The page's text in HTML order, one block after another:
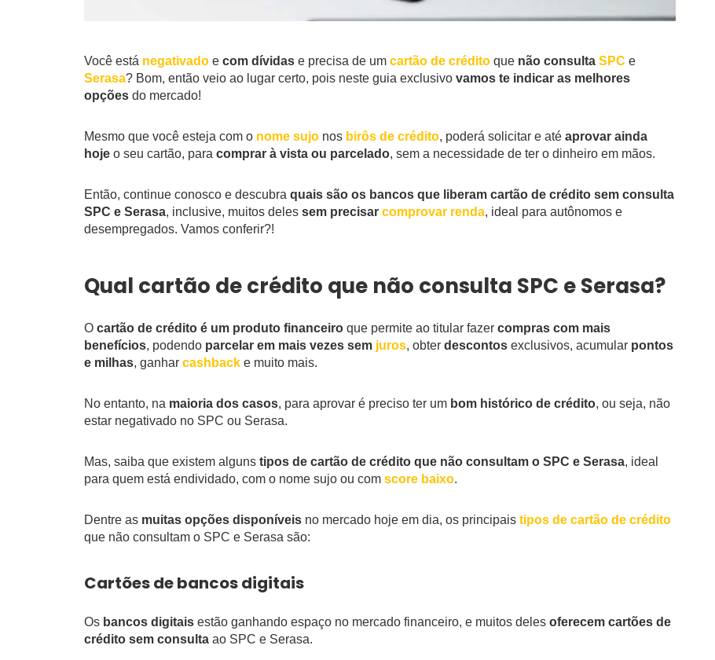
Você está negativado e com dívidas e precisa de um cartão de crédito que não consulta SPC e
Serasa? Bom, então veio ao lugar certo, pois neste guia exclusivo vamos te indicar as melhores
opções do mercado!
Mesmo que você esteja com o nome sujo nos birôs de crédito, poderá solicitar e até aprovar ainda
hoje o seu cartão, para comprar à vista ou parcelado, sem a necessidade de ter o dinheiro em mãos.
Então, continue conosco e descubra quais são os bancos que liberam cartão de crédito sem consulta
SPC e Serasa, inclusive, muitos deles sem precisar comprovar renda, ideal para autônomos e
desempregados. Vamos conferir?!
Qual cartão de crédito que não consulta SPC e Serasa?
O cartão de crédito é um produto financeiro que permite ao titular fazer compras com mais
benefícios, podendo parcelar em mais vezes sem juros, obter descontos exclusivos, acumular pontos
e milhas, ganhar cashback e muito mais.
No entanto, na maioria dos casos, para aprovar é preciso ter um bom histórico de crédito, ou seja, não
estar negativado no SPC ou Serasa.
Mas, saiba que existem alguns tipos de cartão de crédito que não consultam o SPC e Serasa, ideal
para quem está endividado, com o nome sujo ou com score baixo.
Dentre as muitas opções disponíveis no mercado hoje em dia, os principais tipos de cartão de crédito
que não consultam o SPC e Serasa são:
Cartões de bancos digitais
Os bancos digitais estão ganhando espaço no mercado financeiro, e muitos deles oferecem cartões de
crédito sem consulta ao SPC e Serasa.